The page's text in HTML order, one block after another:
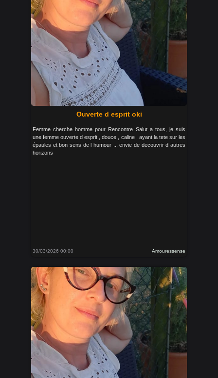
Ouverte d esprit oki
Femme cherche homme pour Rencontre Salut a tous, je suis
une femme ouverte d esprit , douce , caline , ayant la tete sur les
épaules et bon sens de l humour ... envie de decouvrir d autres
horizons
30/03/2026 00:00 Amouressense